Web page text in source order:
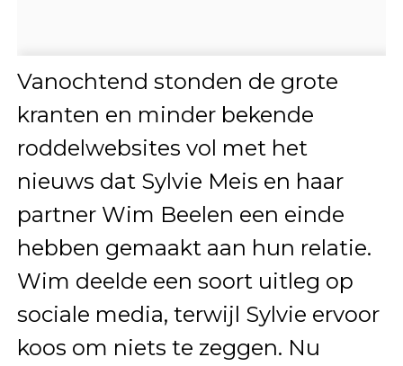
Vanochtend stonden de grote
kranten en minder bekende
roddelwebsites vol met het
nieuws dat Sylvie Meis en haar
partner Wim Beelen een einde
hebben gemaakt aan hun relatie.
Wim deelde een soort uitleg op
sociale media, terwijl Sylvie ervoor
koos om niets te zeggen. Nu